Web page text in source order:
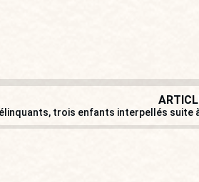
trois enfants interpellés suite